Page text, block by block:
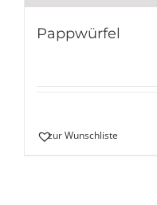
Pappwürfel
zur Wunschliste